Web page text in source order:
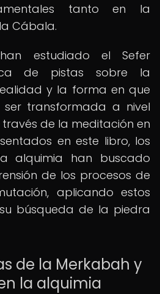
tanto en la
Cábala.
estudiado el Sefer
de pistas sobre la
y la forma en que
transformada a nivel
través de la meditación en
en este libro, los
alquimia han buscado
de los procesos de
aplicando estos
búsqueda de la piedra
de la Merkabah y
la alquimia